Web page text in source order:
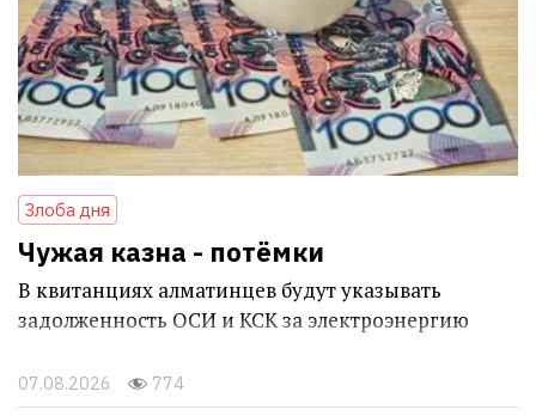
Злоба дня
Чужая казна - потёмки
В квитанциях алматинцев будут указывать
задолженность ОСИ и КСК за электроэнергию
07.08.2026 774